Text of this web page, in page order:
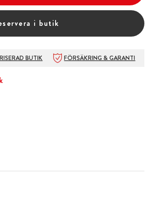
i butik
BUTIK FÖRSÄKRING & GARANTI